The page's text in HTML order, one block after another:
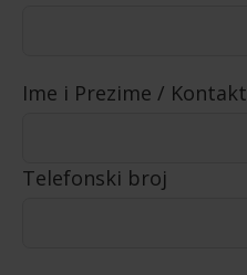
Ime i Prezime / Kontakt
Telefonski broj